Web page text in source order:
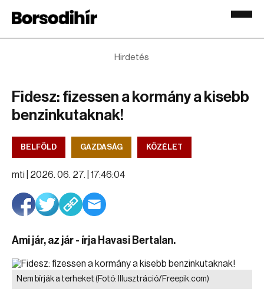
Hirdetés
Fidesz: fizessen a kormány a kisebb
benzinkutaknak!
BELFÖLD GAZDASÁG KÖZÉLET
mti | 2026. 06. 27. | 17:46:04
Ami jár, az jár - írja Havasi Bertalan.
Nem bírják a terheket (Fotó: Illusztráció/Freepik.com)